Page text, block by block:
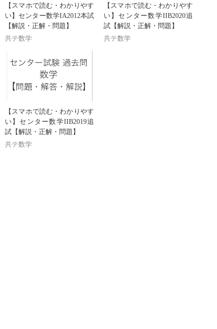
【スマホで読む・わかりやす
い】センター数学IA2012本試
【解説・正解・問題】
共テ数学
【スマホで読む・わかりやす
い】センター数学IIB2020追
試【解説・正解・問題】
共テ数学
【スマホで読む・わかりやす
い】センター数学IIB2019追
試【解説・正解・問題】
共テ数学